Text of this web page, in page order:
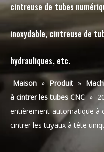
cintreuse de tubes
inoxydable, cintreuse de
hydrauliques, etc.
Maison » Produit »
à cintrer les tubes CNC »
entièrement automatique à
cintrer les tuyaux à tête